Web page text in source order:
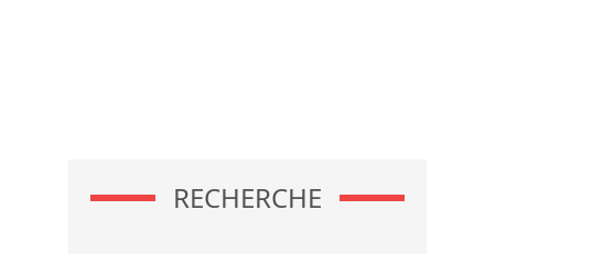
RECHERCHE